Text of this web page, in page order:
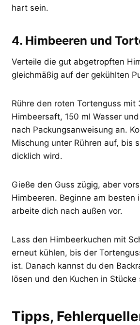
hart sein.
4. Himbeeren und
Verteile die gut abgetropften
gleichmäßig auf der gekühlten
Rühre den roten Tortenguss mit
Himbeersaft, 150 ml Wasser
nach Packungsanweisung an.
Mischung unter Rühren auf, bis
dicklich wird.
Gieße den Guss zügig, aber
Himbeeren. Beginne am besten
arbeite dich nach außen vor.
Lass den Himbeerkuchen mit
erneut kühlen, bis der
ist. Danach kannst du den
lösen und den Kuchen in Stücke
Tipps,